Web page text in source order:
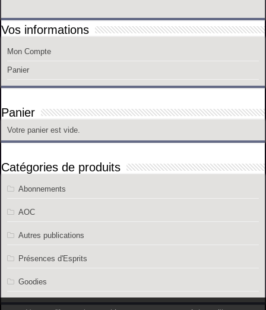
Vos informations
Mon Compte
Panier
Panier
Votre panier est vide.
Catégories de produits
Abonnements
AOC
Autres publications
Présences d'Esprits
Goodies